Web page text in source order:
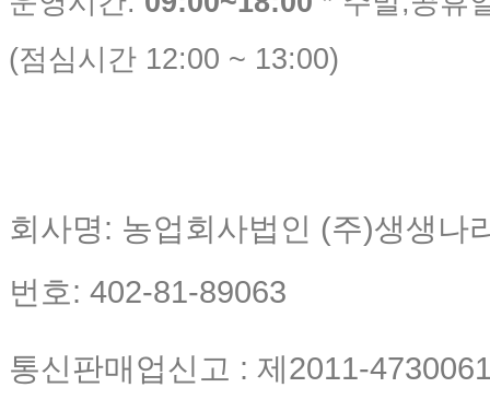
(점심시간 12:00 ~ 13:00)
회사명: 농업회사법인 (주)생생나
번호: 402-81-89063
통신판매업신고 : 제2011-